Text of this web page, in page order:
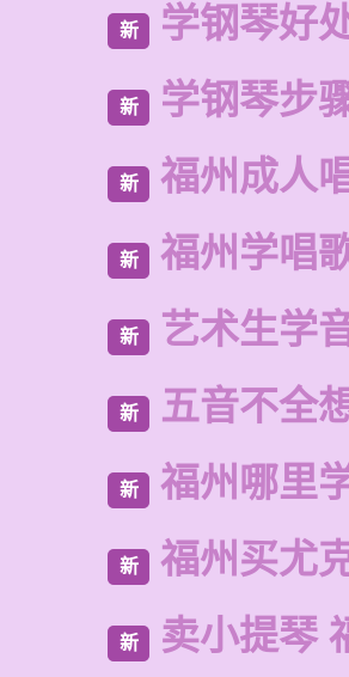
新 学钢琴好
新 学钢琴步
新 福州成人
新 福州学唱
新 艺术生学
新 五音不全
新 福州哪里
新 福州买尤
新 卖小提琴